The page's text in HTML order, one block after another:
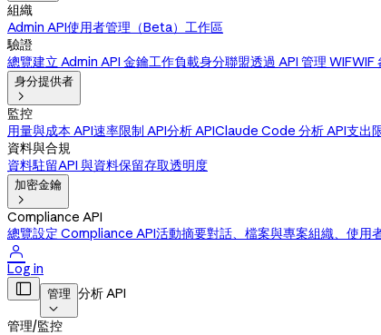
組織
Admin API使用者管理（Beta） 工作區
驗證
總覽建立 Admin API 金鑰工作負載身分聯盟透過 API 管理 WIFWIF
身分提供者

監控
用量與成本 API速率限制 API分析 APIClaude Code 分析 API支出
資料與合規
資料駐留API 與資料保留存取透明度
加密金鑰

Compliance API
總覽設定 Compliance API活動摘要對話、檔案與專案組織、使用

Log in
 管理

分析 API
管理/監控